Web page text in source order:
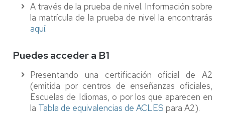
A través de la prueba de nivel. Información sobre
la matrícula de la prueba de nivel la encontrarás
aquí.
Puedes acceder a B1
Presentando una certificación oficial de A2
(emitida por centros de enseñanzas oficiales,
Escuelas de Idiomas, o por los que aparecen en
la Tabla de equivalencias de ACLES para A2).